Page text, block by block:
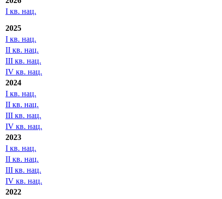
Отчетность МСФО/US GAAP
2026
I кв. нац.
2025
I кв. нац.
II кв. нац.
III кв. нац.
IV кв. нац.
2024
I кв. нац.
II кв. нац.
III кв. нац.
IV кв. нац.
2023
I кв. нац.
II кв. нац.